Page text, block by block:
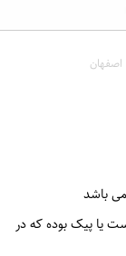
باشد
یا پیک بوده که در